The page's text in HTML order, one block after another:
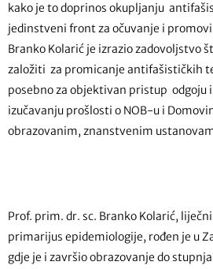
kako je to doprinos okupljanju
jedinstveni front za očuvanje i
Branko Kolarić je izrazio zadovoljstvo
založiti za promicanje antifašističkih
posebno za objektivan pristup odgoju
izučavanju prošlosti o NOB-u i
obrazovanim, znanstvenim
Prof. prim. dr. sc. Branko Kolarić,
primarijus epidemiologije, rođen je u
gdje je i završio obrazovanje do